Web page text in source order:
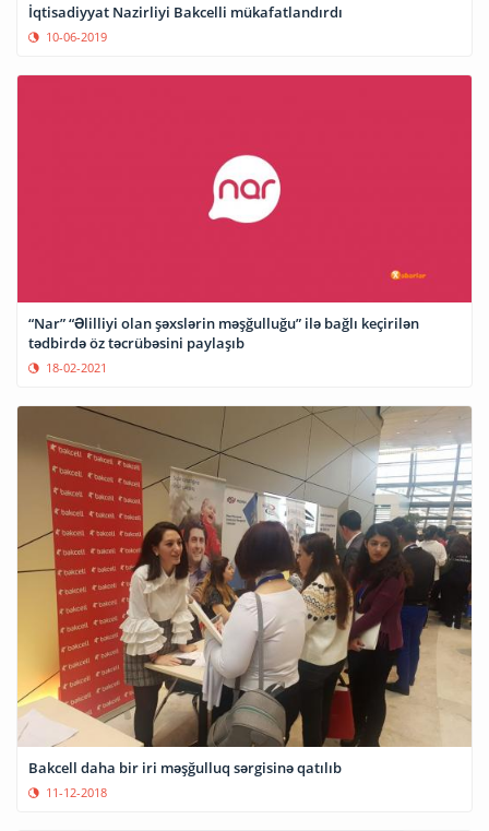
İqtisadiyyat Nazirliyi Bakcelli mükafatlandırdı
10-06-2019
“Nar” “Əlilliyi olan şəxslərin məşğulluğu” ilə bağlı keçirilən
tədbirdə öz təcrübəsini paylaşıb
18-02-2021
Bakcell daha bir iri məşğulluq sərgisinə qatılıb
11-12-2018